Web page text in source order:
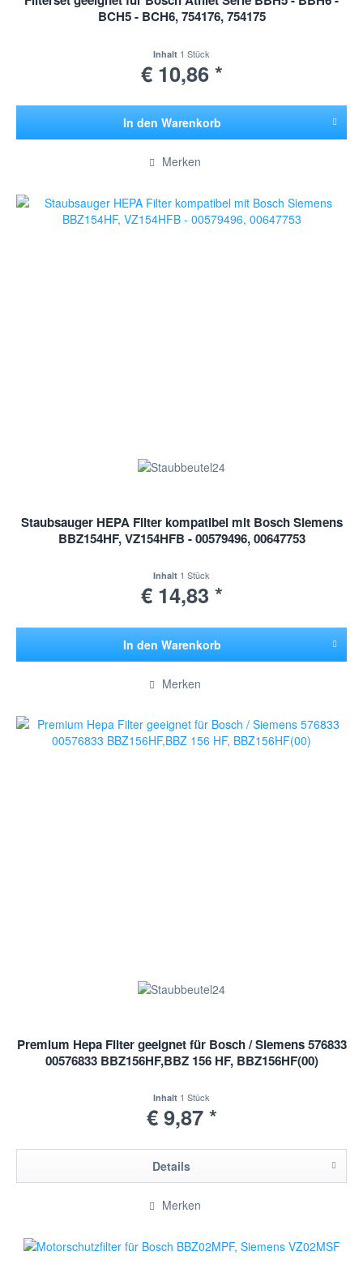
BCH5 - BCH6, 754176, 754175
Inhalt 1 Stück
€ 10,86 *
In den Warenkorb
Hinzugefügt
Merken
Staubsauger HEPA Filter kompatibel mit Bosch Siemens
BBZ154HF, VZ154HFB - 00579496, 00647753
Inhalt 1 Stück
€ 14,83 *
In den Warenkorb
Merken
Premium Hepa Filter geeignet für Bosch / Siemens 576833
00576833 BBZ156HF,BBZ 156 HF, BBZ156HF(00)
Inhalt 1 Stück
€ 9,87 *
Details
Merken